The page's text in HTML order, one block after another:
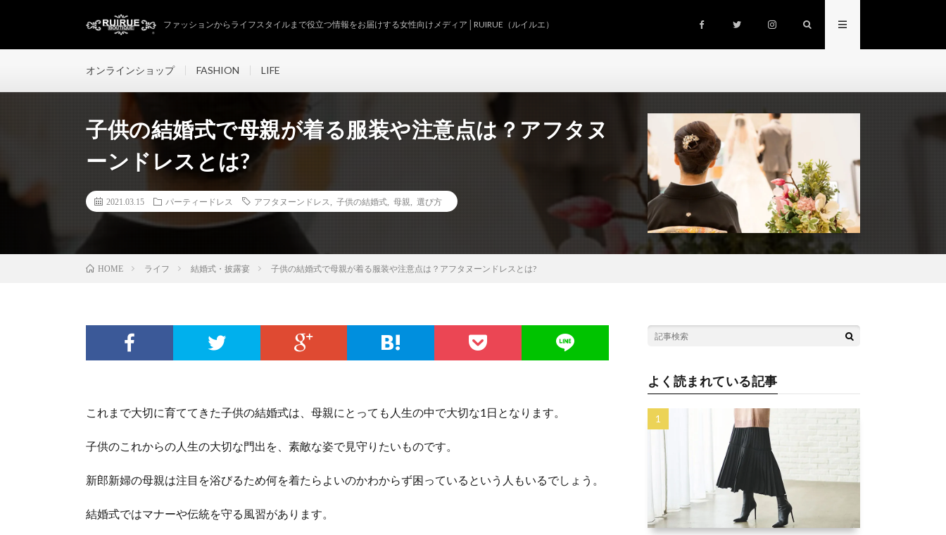
ファッションからライフスタイルまで役立つ情報をお届けする女性向けメディア│RUIRUE（ルイルエ）
オンラインショップ FASHION LIFE
子供の結婚式で母親が着る服装や注意点は？アフタヌ
ーンドレスとは?
2021.03.15 パーティードレス アフタヌーンドレス 子供の結婚式 母親 選び方
HOME ライフ 結婚式・披露宴 子供の結婚式で母親が着る服装や注意点は？アフタヌーンドレスとは?
これまで大切に育ててきた子供の結婚式は、母親にとっても人生の中で大切な1日となります。
子供のこれからの人生の大切な門出を、素敵な姿で見守りたいものです。
新郎新婦の母親は注目を浴びるため何を着たらよいのかわからず困っているという人もいるでしょう。
結婚式ではマナーや伝統を守る風習があります。
よく読まれている記事